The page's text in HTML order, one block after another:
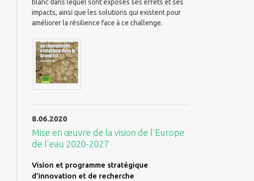
blanc dans lequel sont exposés ses effets et ses
impacts, ainsi que les solutions qui existent pour
améliorer la résilience face à ce challenge.
8.06.2020
Mise en œuvre de la vision de l'Europe
de l'eau 2020-2027
Vision et programme stratégique
d'innovation et de recherche